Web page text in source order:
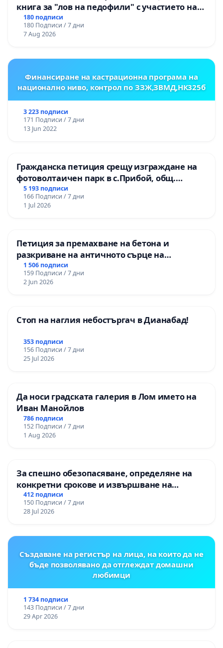
книга за "лов на педофили" с участието на
деца
180 подписи
180 Подписи / 7 дни
7 Aug 2026
Финансиране на кастрационна програма на
национално ниво, контрол по ЗЗЖ,ЗВМД,НК325б
3 223 подписи
171 Подписи / 7 дни
13 Jun 2022
Гражданска петиция срещу изграждане на
фотоволтаичен парк в с.Прибой, общ.
Радомир
5 193 подписи
166 Подписи / 7 дни
1 Jul 2026
Петиция за премахване на бетона и
разкриване на античното сърце на
Могиланската могила във Враца
1 506 подписи
159 Подписи / 7 дни
2 Jun 2026
Стоп на наглия небостъргач в Дианабад!
353 подписи
156 Подписи / 7 дни
25 Jul 2026
Да носи градската галерия в Лом името на
Иван Манойлов
786 подписи
152 Подписи / 7 дни
1 Aug 2026
За спешно обезопасяване, определяне на
конкретни срокове и извършване на
цялостна рехабилитация на
републиканския път между пътен възел АМ
„Тракия“ - гр. Ихтиман - с. Мирово - к.к.
412 подписи
150 Подписи / 7 дни
28 Jul 2026
Създаване на регистър на лица, на които да не
бъде позволявано да отглеждат домашни
любимци
1 734 подписи
143 Подписи / 7 дни
29 Apr 2026